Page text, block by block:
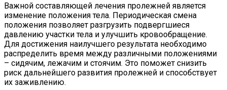
Важной составляющей лечения пролежней является
изменение положения тела. Периодическая смена
положения позволяет разгрузить подвергшиеся
давлению участки тела и улучшить кровообращение.
Для достижения наилучшего результата необходимо
распределить время между различными положениями
– сидячим, лежачим и стоячим. Это поможет снизить
риск дальнейшего развития пролежней и способствует
их заживлению.